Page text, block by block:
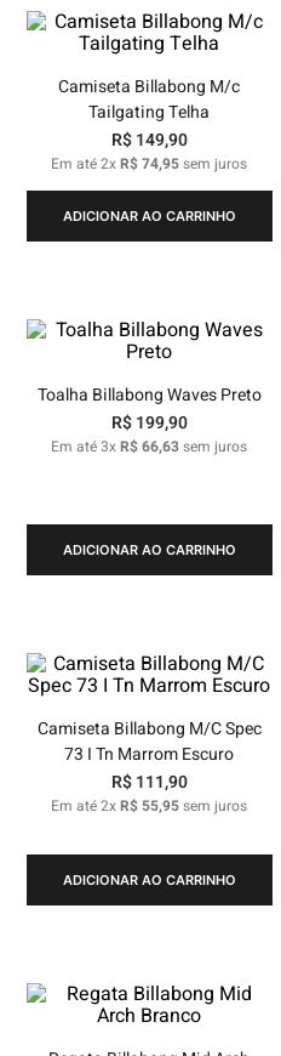
Camiseta Billabong M/c
Tailgating Telha
R$ 149,90
Em até2xR$74,95sem juros
ADICIONAR AO CARRINHO
Toalha Billabong Waves Preto
R$ 199,90
Em até3xR$66,63sem juros
ADICIONAR AO CARRINHO
Camiseta Billabong M/C Spec
73 I Tn Marrom Escuro
R$ 111,90
Em até2xR$ 55,95sem juros
ADICIONAR AO CARRINHO